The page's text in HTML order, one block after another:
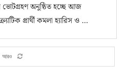
ভোটগ্রহণ অনুষ্ঠিত হচ্ছে আজ
প্রার্থী কমলা হ্যারিস ও …
আরও